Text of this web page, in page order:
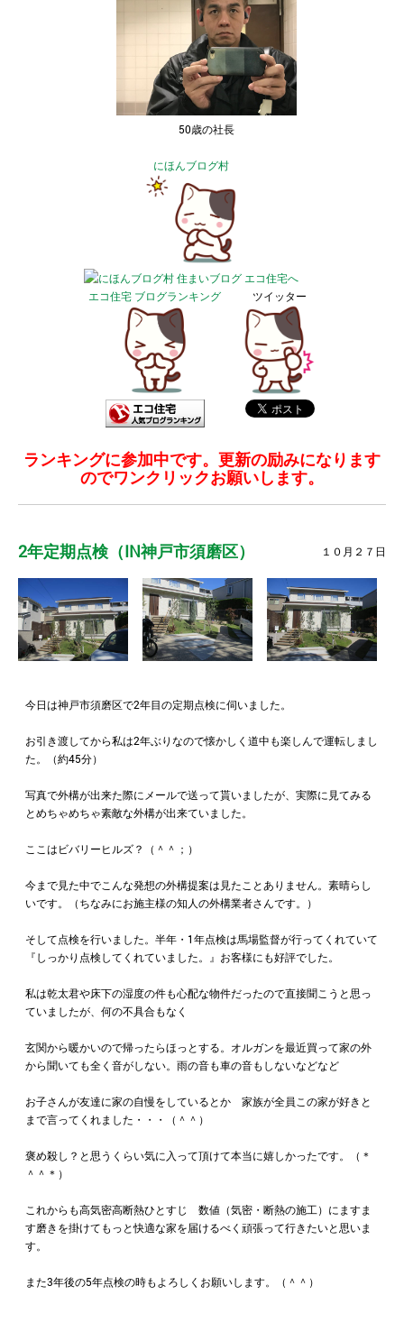
50歳の社長
にほんブログ村
エコ住宅 ブログランキング ツイッター
ランキングに参加中です。更新の励みになります
のでワンクリックお願いします。
2年定期点検（IN神戸市須磨区） １０月２７日
今日は神戸市須磨区で2年目の定期点検に伺いました。
お引き渡してから私は2年ぶりなので懐かしく道中も楽しんで運転しまし
た。（約45分）
写真で外構が出来た際にメールで送って貰いましたが、実際に見てみる
とめちゃめちゃ素敵な外構が出来ていました。
ここはビバリーヒルズ？（＾＾；）
今まで見た中でこんな発想の外構提案は見たことありません。素晴らし
いです。（ちなみにお施主様の知人の外構業者さんです。）
そして点検を行いました。半年・1年点検は馬場監督が行ってくれていて
『しっかり点検してくれていました。』お客様にも好評でした。
私は乾太君や床下の湿度の件も心配な物件だったので直接聞こうと思っ
ていましたが、何の不具合もなく
玄関から暖かいので帰ったらほっとする。オルガンを最近買って家の外
から聞いても全く音がしない。雨の音も車の音もしないなどなど
お子さんが友達に家の自慢をしているとか 家族が全員この家が好きと
まで言ってくれました・・・（＾＾）
褒め殺し？と思うくらい気に入って頂けて本当に嬉しかったです。（＊
＾＾＊）
これからも高気密高断熱ひとすじ 数値（気密・断熱の施工）にますま
す磨きを掛けてもっと快適な家を届けるべく頑張って行きたいと思いま
す。
また3年後の5年点検の時もよろしくお願いします。（＾＾）